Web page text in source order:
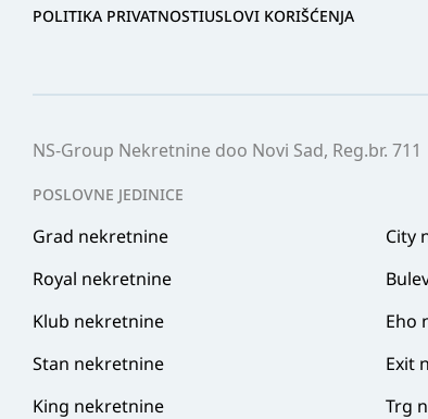
POLITIKA PRIVATNOSTIUSLOVI KORIŠĆENJA
NS-Group Nekretnine doo Novi Sad, Reg.br. 711
POSLOVNE JEDINICE
Grad nekretnine City
Royal nekretnine
Klub nekretnine
Eho
Stan nekretnine
Exit
King nekretnine
Trg